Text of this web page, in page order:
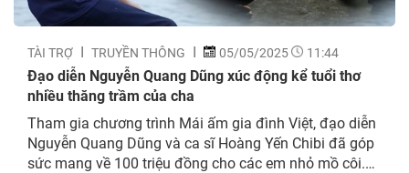
TÀI TRỢ TRUYỀN THÔNG 05/05/2025 11:44
Đạo diễn Nguyễn Quang Dũng xúc động kể tuổi thơ
nhiều thăng trầm của cha
Tham gia chương trình Mái ấm gia đình Việt, đạo diễn
Nguyễn Quang Dũng và ca sĩ Hoàng Yến Chibi đã góp
sức mang về 100 triệu đồng cho các em nhỏ mồ côi.